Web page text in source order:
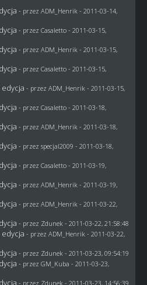
- przez ADM_Henrik - 2011-03-14,
- przez Casaletto- 2011-03-15,
- przez ADM_Henrik - 2011-03-15,
- przez Casaletto- 2011-03-15,
edycja - przez ADM_Henrik - 2011-03-15,
- przez Casaletto- 2011-03-18,
- przez ADM_Henrik - 2011-03-18,
- przez specjal2009 - 2011-03-18,
- przez Casaletto- 2011-03-19,
- przez ADM_Henrik - 2011-03-19,
- przez ADM_Henrik - 2011-03-22,
- przez Zdunek - 2011-03-22, 21:58:48
edycja - przez ADM_Henrik - 2011-03-22,
- przez Zdunek - 2011-03-23, 09:54:19
- przez GM_Kuba - 2011-03-23,
- przez Zdunek - 2011-03-23, 14:56:39